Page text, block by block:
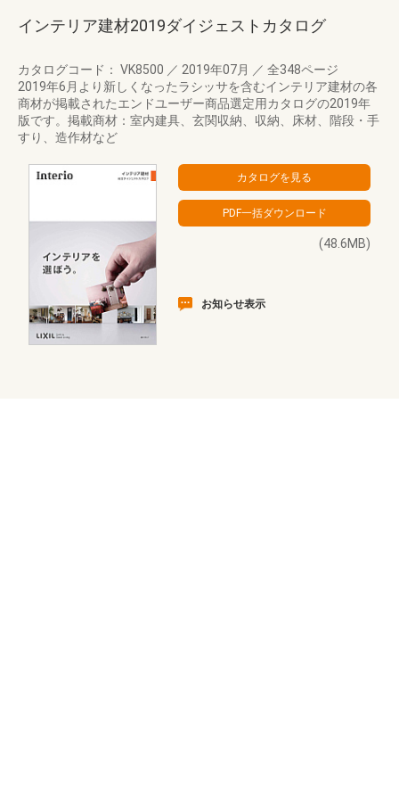
インテリア建材2019ダイジェストカタログ
カタログコード： VK8500 ／ 2019年07月 ／ 全348ページ
2019年6月より新しくなったラシッサを含むインテリア建材の各
商材が掲載されたエンドユーザー商品選定用カタログの2019年
版です。掲載商材：室内建具、玄関収納、収納、床材、階段・手
すり、造作材など
(48.6MB)
お知らせ表示